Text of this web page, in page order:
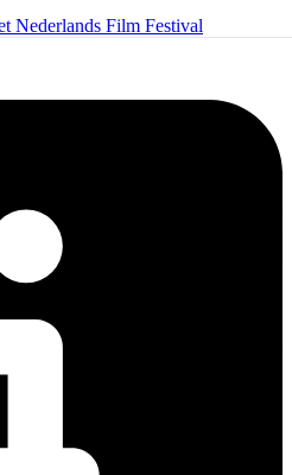
Nederlands Film Festival